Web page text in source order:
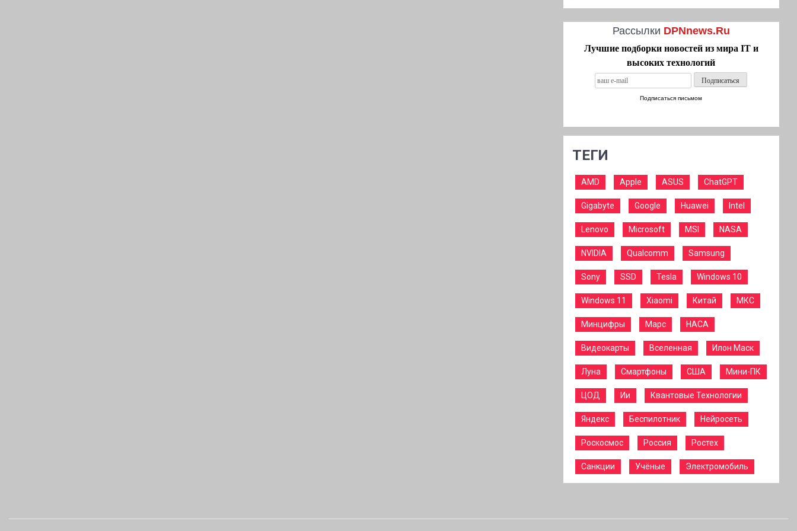
Рассылки DPNnews.Ru
Лучшие подборки новостей из мира IT и
высоких технологий
Подписаться письмом
ТЕГИ
AMD Apple ASUS ChatGPT
Gigabyte Google Huawei Intel
Lenovo Microsoft MSI NASA
NVIDIA Qualcomm Samsung
Sony SSD Tesla Windows 10
Windows 11 Xiaomi Китай МКС
Минцифры Марс НАСА
Видеокарты Вселенная Илон Маск
Луна Смартфоны США Мини-ПК
ЦОД Ии Квантовые Технологии
Яндекс Беспилотник Нейросеть
Роскосмос Россия Ростех
Санкции Учёные Электромобиль